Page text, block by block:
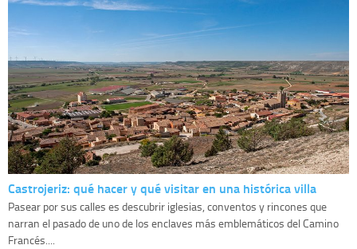
Castrojeriz: qué hacer y qué visitar en una histórica villa
Pasear por sus calles es descubrir iglesias, conventos y rincones que
narran el pasado de uno de los enclaves más emblemáticos del Camino
Francés....